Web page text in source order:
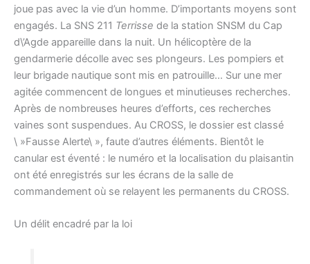
joue pas avec la vie d’un homme. D’importants moyens sont
engagés. La SNS 211 Terrisse de la station SNSM du Cap
d\’Agde appareille dans la nuit. Un hélicoptère de la
gendarmerie décolle avec ses plongeurs. Les pompiers et
leur brigade nautique sont mis en patrouille… Sur une mer
agitée commencent de longues et minutieuses recherches.
Après de nombreuses heures d’efforts, ces recherches
vaines sont suspendues. Au CROSS, le dossier est classé
\ »Fausse Alerte\ », faute d’autres éléments. Bientôt le
canular est éventé : le numéro et la localisation du plaisantin
ont été enregistrés sur les écrans de la salle de
commandement où se relayent les permanents du CROSS.
Un délit encadré par la loi